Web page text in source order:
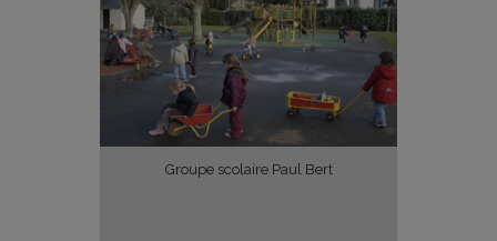
Groupe scolaire Paul Bert